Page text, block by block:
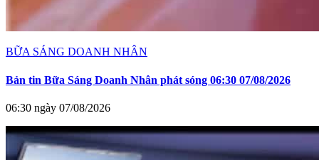
BỮA SÁNG DOANH NHÂN
Bản tin Bữa Sáng Doanh Nhân phát sóng 06:30 07/08/2026
06:30 ngày 07/08/2026